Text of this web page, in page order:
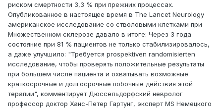
риском смертности 3,3 % при прежних процессах.
Опубликованное в настоящее время в The Lancet Neurology
американское исследование со стволовыми клетками при
Множественном склерозе давало в итоге: Через 3 года
состояние при 81 % пациентов не только стабилизировалось,
а даже улучшило: "Требуется prospektiven randomisierten
исследование, чтобы проверять положительные результаты
при большем числе пациента и охватывать возможные
краткосрочные и долгосрочные побочные действия этой
терапии", комментирует Дюссельдорфский невролог
профессор доктор Ханс-Петер Гартунг, эксперт MS Немецкого